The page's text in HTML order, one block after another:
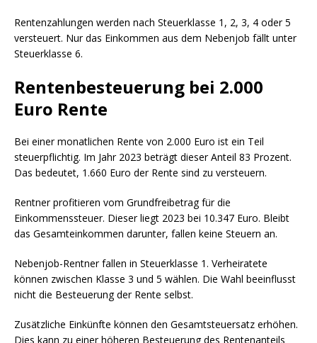
Rentenzahlungen werden nach Steuerklasse 1, 2, 3, 4 oder 5
versteuert. Nur das Einkommen aus dem Nebenjob fällt unter
Steuerklasse 6.
Rentenbesteuerung bei 2.000
Euro Rente
Bei einer monatlichen Rente von 2.000 Euro ist ein Teil
steuerpflichtig. Im Jahr 2023 beträgt dieser Anteil 83 Prozent.
Das bedeutet, 1.660 Euro der Rente sind zu versteuern.
Rentner profitieren vom Grundfreibetrag für die
Einkommenssteuer. Dieser liegt 2023 bei 10.347 Euro. Bleibt
das Gesamteinkommen darunter, fallen keine Steuern an.
Nebenjob-Rentner fallen in Steuerklasse 1. Verheiratete
können zwischen Klasse 3 und 5 wählen. Die Wahl beeinflusst
nicht die Besteuerung der Rente selbst.
Zusätzliche Einkünfte können den Gesamtsteuersatz erhöhen.
Dies kann zu einer höheren Besteuerung des Rentenanteils